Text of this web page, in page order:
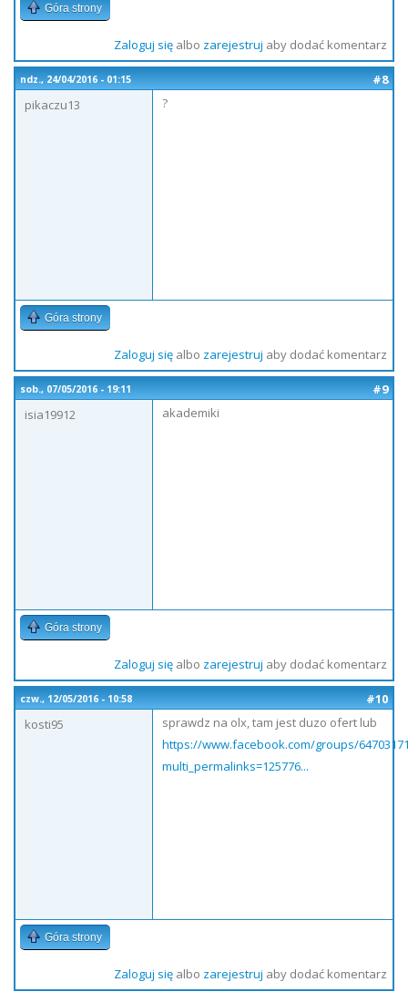
Góra strony
Zaloguj sięalbo zarejestruj aby dodać komentarz
ndz., 24/04/2016 - 01:15
#8
pikaczu13
?
Góra strony
Zaloguj sięalbo zarejestruj aby dodać komentarz
sob., 07/05/2016 - 19:11
#9
isia19912
akademiki
Góra strony
Zaloguj sięalbo zarejestruj aby dodać komentarz
czw., 12/05/2016 - 10:58
#10
kosti95
sprawdz na olx, tam jest duzo ofert lub
https://www.facebook.com/groups/
multi_permalinks=125776...
Góra strony
Zaloguj sięalbo zarejestruj aby dodać komentarz